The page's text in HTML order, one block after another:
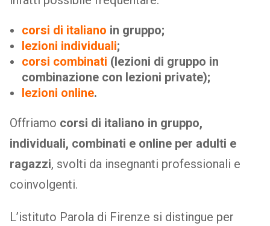
corsi di italiano in gruppo;
lezioni individuali;
corsi combinati (lezioni di gruppo in
combinazione con lezioni private);
lezioni online.
Offriamo corsi di italiano in gruppo,
individuali, combinati e online per adulti e
ragazzi, svolti da insegnanti professionali e
coinvolgenti.
L’istituto Parola di Firenze si distingue per